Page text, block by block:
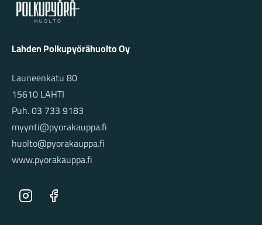
Lahden Polkupyörähuolto Oy
Launeenkatu 80
15610 LAHTI
Puh. 03 733 9183
myynti@pyorakauppa.fi
huolto@pyorakauppa.fi
www.pyorakauppa.fi
Instagram Facebook